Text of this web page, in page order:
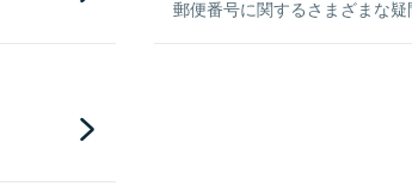
郵便番号に関するさまざまな疑